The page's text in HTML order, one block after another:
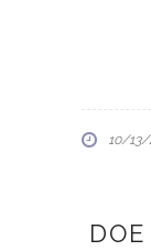
10/13/